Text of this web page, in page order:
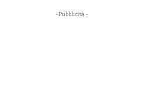
- Pubblicità -